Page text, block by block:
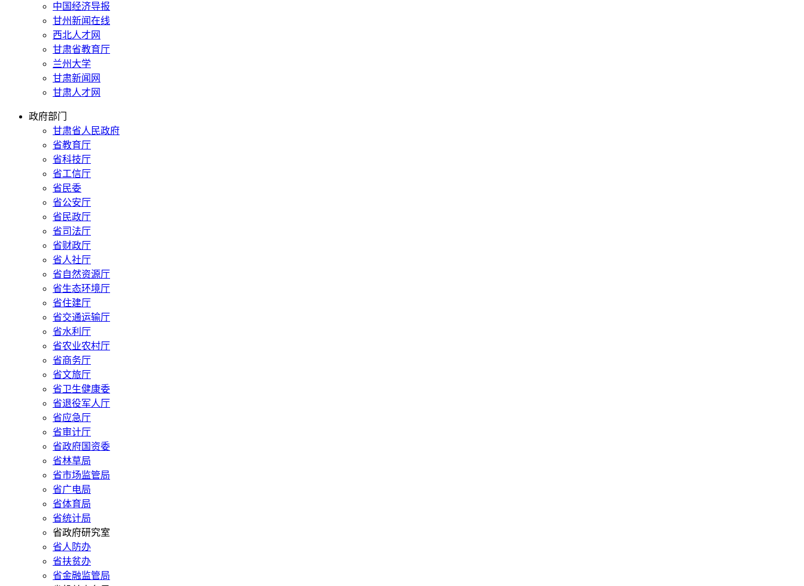
中国经济导报
甘州新闻在线
西北人才网
甘肃省教育厅
兰州大学
甘肃新闻网
甘肃人才网
政府部门
甘肃省人民政府
省教育厅
省科技厅
省工信厅
省民委
省公安厅
省民政厅
省司法厅
省财政厅
省人社厅
省自然资源厅
省生态环境厅
省住建厅
省交通运输厅
省水利厅
省农业农村厅
省商务厅
省文旅厅
省卫生健康委
省退役军人厅
省应急厅
省审计厅
省政府国资委
省林草局
省市场监管局
省广电局
省体育局
省统计局
省政府研究室
省人防办
省扶贫办
省金融监管局